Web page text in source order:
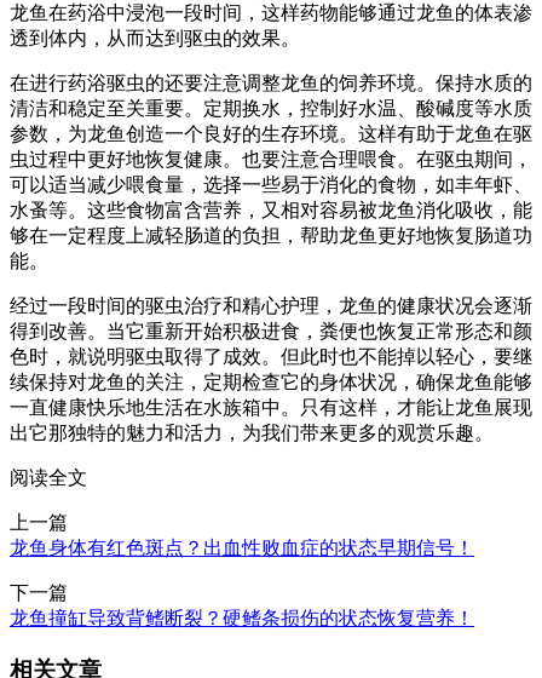
龙鱼在药浴中浸泡一段时间，这样药物能够通过龙鱼的体表渗
透到体内，从而达到驱虫的效果。
在进行药浴驱虫的还要注意调整龙鱼的饲养环境。保持水质的
清洁和稳定至关重要。定期换水，控制好水温、酸碱度等水质
参数，为龙鱼创造一个良好的生存环境。这样有助于龙鱼在驱
虫过程中更好地恢复健康。也要注意合理喂食。在驱虫期间，
可以适当减少喂食量，选择一些易于消化的食物，如丰年虾、
水蚤等。这些食物富含营养，又相对容易被龙鱼消化吸收，能
够在一定程度上减轻肠道的负担，帮助龙鱼更好地恢复肠道功
能。
经过一段时间的驱虫治疗和精心护理，龙鱼的健康状况会逐渐
得到改善。当它重新开始积极进食，粪便也恢复正常形态和颜
色时，就说明驱虫取得了成效。但此时也不能掉以轻心，要继
续保持对龙鱼的关注，定期检查它的身体状况，确保龙鱼能够
一直健康快乐地生活在水族箱中。只有这样，才能让龙鱼展现
出它那独特的魅力和活力，为我们带来更多的观赏乐趣。
阅读全文
上一篇
龙鱼身体有红色斑点？出血性败血症的状态早期信号！
下一篇
龙鱼撞缸导致背鳍断裂？硬鳍条损伤的状态恢复营养！
相关文章